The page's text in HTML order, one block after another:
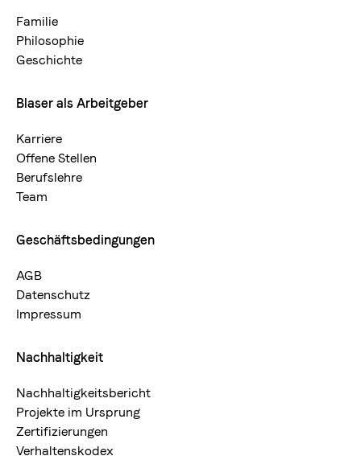
neu
Familie
Philosophie
Geschichte
Blaser als Arbeitgeber
Karriere
Offene Stellen
Berufslehre
Team
Geschäftsbedingungen
AGB
Datenschutz
Impressum
Nachhaltigkeit
Nachhaltigkeitsbericht
Projekte im Ursprung
Zertifizierungen
Verhaltenskodex